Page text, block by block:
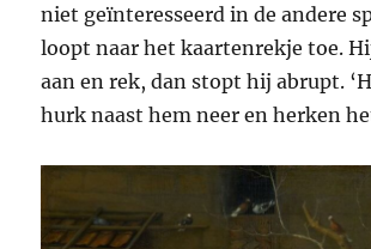
niet geïnteresseerd in de andere
loopt naar het kaartenrekje toe.
aan en rek, dan stopt hij abrupt.
hurk naast hem neer en herken